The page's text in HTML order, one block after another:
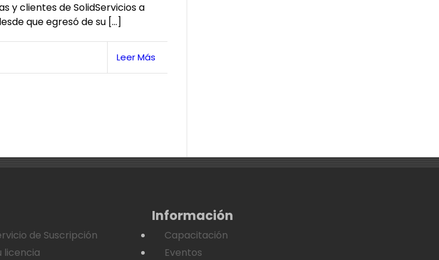
y clientes de SolidServicios a
que egresó de su […]
Leer Más
de Suscripción
licencia
Información
Capacitación
Eventos